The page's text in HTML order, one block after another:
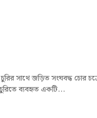
সাথে জড়িত সংঘবদ্ধ চোর
ব্যবহৃত একটি...